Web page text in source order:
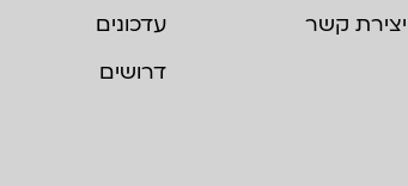
יצירת קשר
עדכונים
דרושים